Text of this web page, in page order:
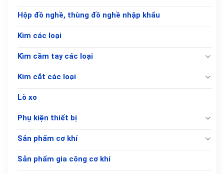
Hộp đồ nghề, thùng đồ nghề nhập khẩu
Kìm các loại
Kìm cầm tay các loại
Kìm cắt các loại
Lò xo
Phụ kiện thiết bị
Sản phẩm cơ khí
Sản phẩm gia công cơ khí